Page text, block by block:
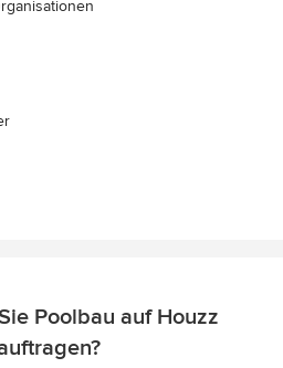
Poolbau auf Houzz